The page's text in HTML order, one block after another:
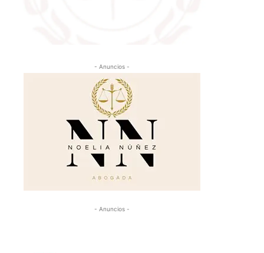
- Anuncios -
- Anuncios -